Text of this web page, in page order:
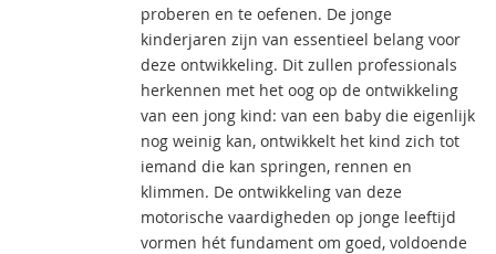
proberen en te oefenen. De jonge
kinderjaren zijn van essentieel belang voor
deze ontwikkeling. Dit zullen professionals
herkennen met het oog op de ontwikkeling
van een jong kind: van een baby die eigenlijk
nog weinig kan, ontwikkelt het kind zich tot
iemand die kan springen, rennen en
klimmen. De ontwikkeling van deze
motorische vaardigheden op jonge leeftijd
vormen hét fundament om goed, voldoende